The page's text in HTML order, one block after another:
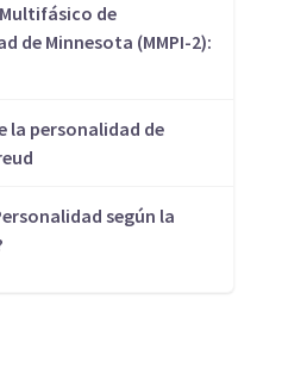
de
de Minnesota (MMPI-2):
la personalidad de
según la